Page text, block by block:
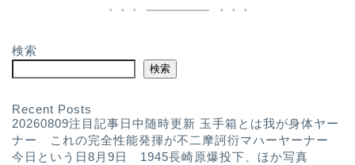
検索
検索
Recent Posts
20260809注目記事日中随時更新 玉手箱とは我が身体ヤー
ナー これの完全性能発揮が不二摩訶衍マハーヤーナー
今日という日8月9日 1945長崎原爆投下、ほか写真